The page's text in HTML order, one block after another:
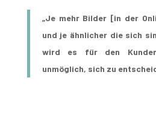
„Je mehr Bilder [in der
und je ähnlicher die sich
wird es für den
unmöglich, sich zu